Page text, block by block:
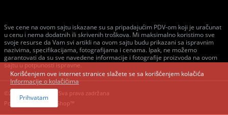
Sve cene na ovom sajtu iskazane su sa pripadajućim PDV-om koji je uračunat
u cenu i nema dodatnih ili skrivenih troškova. Mi maksimalno koristimo sve
svoje resurse da Vam svi artikli na ovom sajtu budu prikazani sa ispravnim
nazivima, specifikacijama, fotografijama i cenama. Ipak, ne možemo
garantovati da su sve navedene informacije i fotografije proizvoda na ovom
sajtu u potpunosti ispravne.
©2020 GombaShop, Sva prava zadržana
Powered by
GombaShop™
Korišćenjem ove internet stranice slažete se sa korišćenjem kolačića
Informacije o kolačićima
Prihvatam